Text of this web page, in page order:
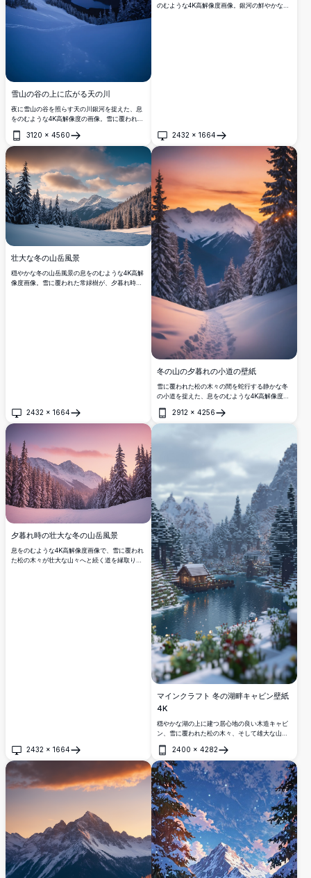
雪山の谷の上に広がる天の川
夜に雪山の谷を照らす天の川銀河を捉えた、息
をのむような4K高解像度の画像。雪に覆われた
峰と常緑樹が、静かな湖とその下に佇む小さな
村を囲み、星空の下で柔らかく輝いています。
自然愛好家、天体写真愛好家、そして壁アート
やデジタルコレクションのための見事な風景を
求める人に最適です。
3120 × 4560
開く
のむような4K高解像度画像。銀河の鮮やかな紫
2432 × 1664
開く
壮大な冬の山岳風景
穏やかな冬の山岳風景の息をのむような4K高解
像度画像。雪に覆われた常緑樹が、夕暮れ時の
2432 × 1664
開く
冬の山の夕暮れの小道の壁紙
雪に覆われた松の木々の間を蛇行する静かな冬
の小道を捉えた、息をのむような4K高解像度の
壁紙で、夕暮れ時の雄大な山々へと続いていま
す。空はオレンジとピンクの鮮やかな色合いで
輝き、氷の風景に暖かい光を投げかけます。自
にもたらし、穏やかで絵のように美しい背景に
理想的です。
2912 × 4256
開く
夕暮れ時の壮大な冬の山岳風景
息をのむような4K高解像度画像で、雪に覆われ
た松の木々が壮大な山々へと続く道を縁取り、
2432 × 1664
開く
マインクラフト 冬の湖畔キャビン壁紙
4K
穏やかな湖の上に建つ居心地の良い木造キャビ
ン、雪に覆われた松の木々、そして雄大な山々
冬の風景を4K解像度で表現しました。
2400 × 4282
開く